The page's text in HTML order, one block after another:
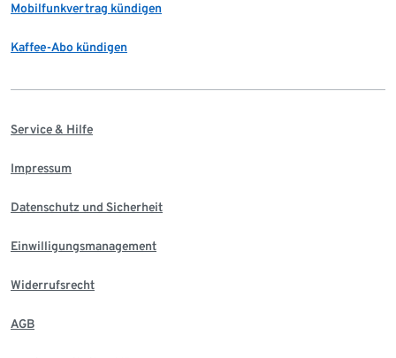
Mobilfunkvertrag kündigen
Kaffee-Abo kündigen
Service & Hilfe
Impressum
Datenschutz und Sicherheit
Einwilligungsmanagement
Widerrufsrecht
AGB